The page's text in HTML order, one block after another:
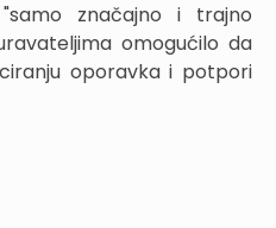
značajno i trajno
omogućilo da
oporavka i potpori